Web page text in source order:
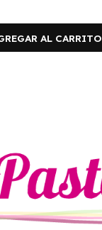
AL CARRITO